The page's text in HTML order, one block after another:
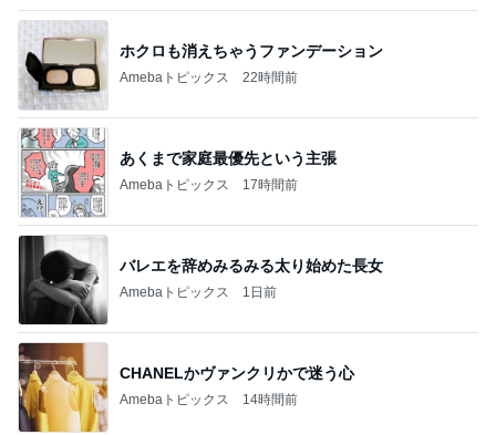
ホクロも消えちゃうファンデーション
Amebaトピックス 22時間前
あくまで家庭最優先という主張
Amebaトピックス 17時間前
バレエを辞めみるみる太り始めた長女
Amebaトピックス 1日前
CHANELかヴァンクリかで迷う心
Amebaトピックス 14時間前